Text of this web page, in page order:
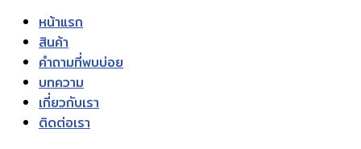
หน้าแรก
สินค้า
คำถามที่พบบ่อย
บทความ
เกี่ยวกับเรา
ติดต่อเรา